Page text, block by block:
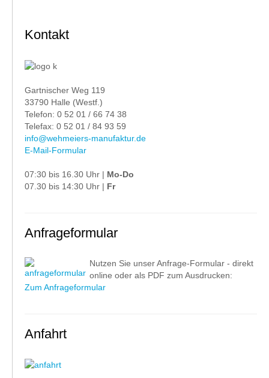
Kontakt
Gartnischer Weg 119
33790 Halle (Westf.)
Telefon: 0 52 01 / 66 74 38
Telefax: 0 52 01 / 84 93 59
info@wehmeiers-manufaktur.de
E-Mail-Formular
07:30 bis 16.30 Uhr | Mo-Do
07.30 bis 14:30 Uhr | Fr
Anfrageformular
Nutzen Sie unser Anfrage-Formular - direkt
online oder als PDF zum Ausdrucken:
Zum Anfrageformular
Anfahrt